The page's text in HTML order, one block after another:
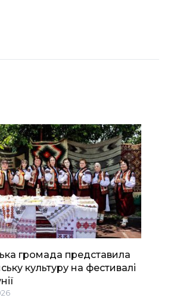
громада представила
культуру на фестивалі